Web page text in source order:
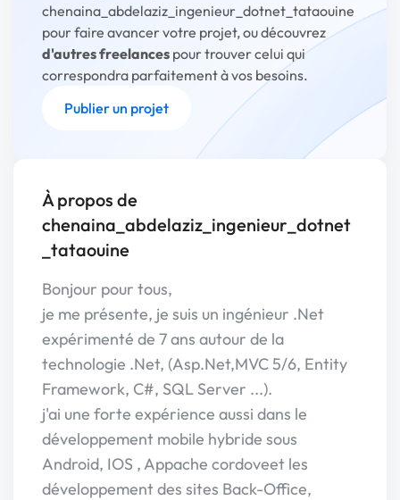
chenaina_abdelaziz_ingenieur_dotnet_tataouine
pour faire avancer votre projet, ou découvrez
d'autres freelances pour trouver celui qui
correspondra parfaitement à vos besoins.
Publier un projet
À propos de
chenaina_abdelaziz_ingenieur_dotnet
_tataouine
Bonjour pour tous,
je me présente, je suis un ingénieur .Net
expérimenté de 7 ans autour de la
technologie .Net, (Asp.Net,MVC 5/6, Entity
Framework, C#, SQL Server ...).
j'ai une forte expérience aussi dans le
développement mobile hybride sous
Android, IOS , Appache cordoveet les
développement des sites Back-Office,